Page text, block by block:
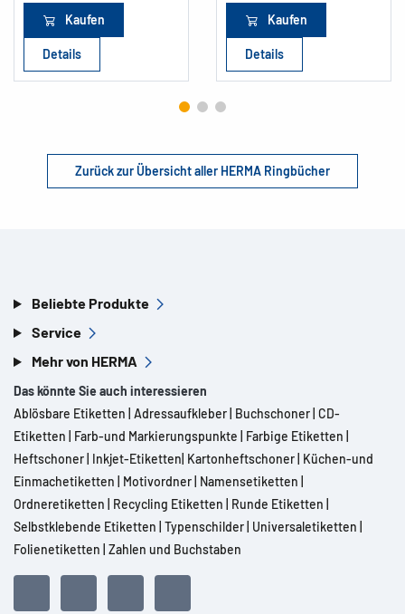
Kaufen
Details
Kaufen
Details
Zurück zur Übersicht aller HERMA Ringbücher
Beliebte Produkte
Service
Mehr von HERMA
Das könnte Sie auch interessieren
Ablösbare Etiketten Adressaufkleber Buchschoner CD-
Etiketten
Farb-und Markierungspunkte Farbige Etiketten
Heftschoner Inkjet-Etiketten Kartonheftschoner Küchen-und
Einmachetiketten
Motivordner Namensetiketten
Ordneretiketten
Recycling Etiketten Runde Etiketten
Selbstklebende Etiketten Typenschilder Universaletiketten
Folienetiketten Zahlen und Buchstaben